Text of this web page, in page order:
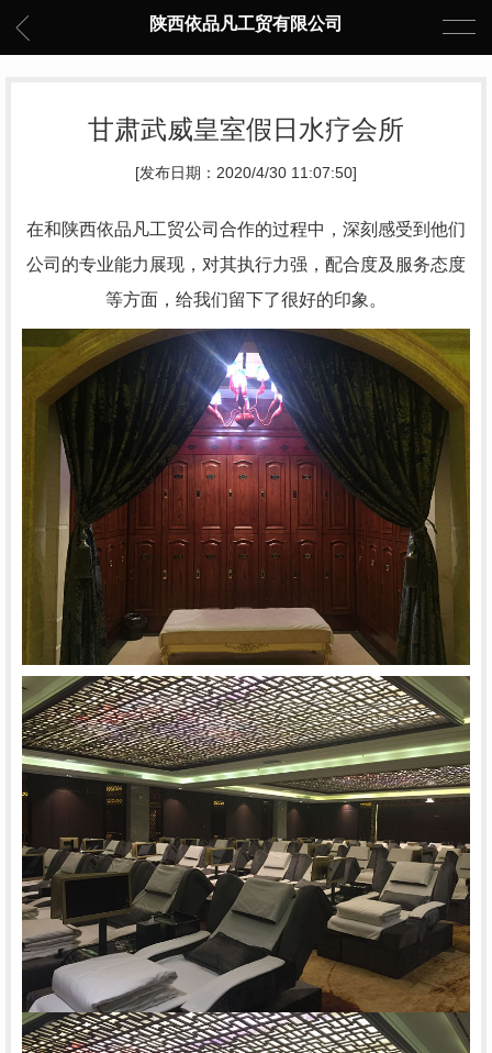
陕西依品凡工贸有限公司
甘肃武威皇室假日水疗会所
[发布日期：2020/4/30 11:07:50]
在和陕西依品凡工贸公司合作的过程中，深刻感受到他们
公司的专业能力展现，对其执行力强，配合度及服务态度
等方面，给我们留下了很好的印象。